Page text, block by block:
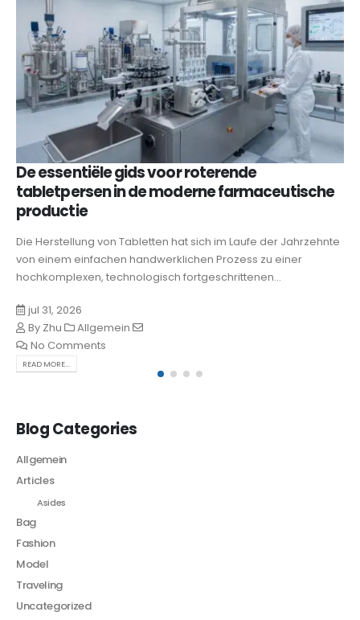
De essentiële gids voor roterende
tabletpersen in de moderne farmaceutische
productie
Die Herstellung von Tabletten hat sich im Laufe der Jahrzehnte
von einem einfachen handwerklichen Prozess zu einer
hochkomplexen, technologisch fortgeschrittenen...
jul 31, 2026
By Zhu
Allgemein
No Comments
READ MORE...
Blog Categories
Allgemein
Articles
Asides
Bag
Fashion
Model
Traveling
Uncategorized